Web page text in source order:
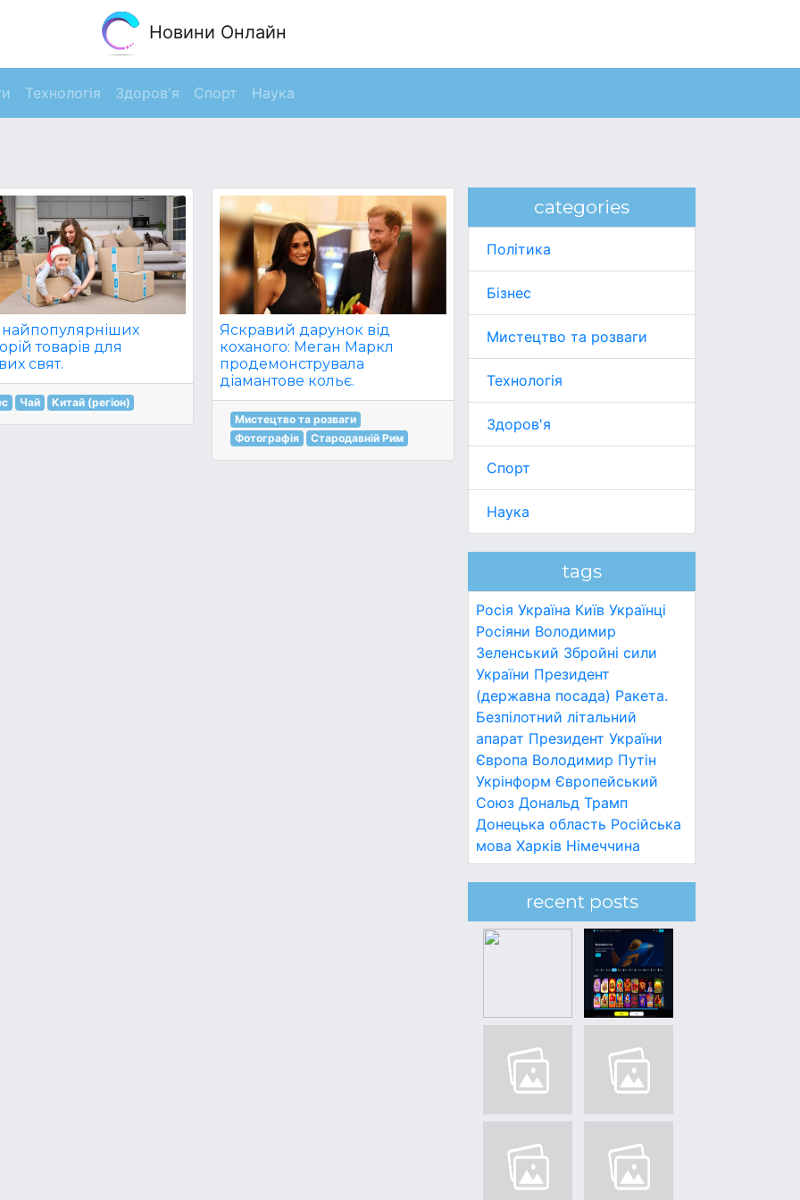
Новини Онлайн
Технологія Здоров'я Спорт Наука
найпопулярніших
товарів для
свят.
Чай Китай (регіон)
Яскравий дарунок від
коханого: Меган Маркл
продемонструвала
діамантове кольє.
Мистецтво та розваги
Фотографія
Стародавній Рим
categories
Політика
Бізнес
Мистецтво та розваги
Технологія
Здоров'я
Спорт
Наука
tags
Росія Україна Київ Українці
Росіяни Володимир
Зеленський Збройні сили
України Президент
(державна посада) Ракета.
Безпілотний літальний
апарат Президент України
Європа Володимир Путін
Укрінформ Європейський
Союз Дональд Трамп
Донецька область Російська
мова Харків Німеччина
recent posts